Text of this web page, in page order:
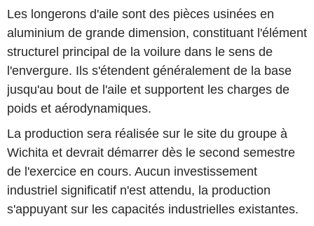
Les longerons d'aile sont des pièces usinées en
aluminium de grande dimension, constituant l'élément
structurel principal de la voilure dans le sens de
l'envergure. Ils s'étendent généralement de la base
jusqu'au bout de l'aile et supportent les charges de
poids et aérodynamiques.
La production sera réalisée sur le site du groupe à
Wichita et devrait démarrer dès le second semestre
de l'exercice en cours. Aucun investissement
industriel significatif n'est attendu, la production
s'appuyant sur les capacités industrielles existantes.